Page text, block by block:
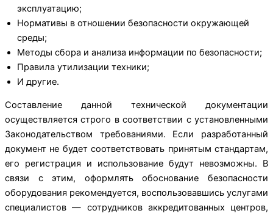
эксплуатацию;
Нормативы в отношении безопасности окружающей
среды;
Методы сбора и анализа информации по безопасности;
Правила утилизации техники;
И другие.
Составление данной технической документации
осуществляется строго в соответствии с установленными
Законодательством требованиями. Если разработанный
документ не будет соответствовать принятым стандартам,
его регистрация и использование будут невозможны. В
связи с этим, оформлять обоснование безопасности
оборудования рекомендуется, воспользовавшись услугами
специалистов — сотрудников аккредитованных центров,